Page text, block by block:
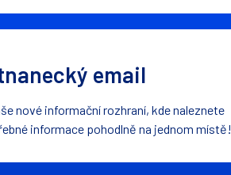
email
nové informační rozhraní, kde naleznete
informace pohodlně na jednom místě!